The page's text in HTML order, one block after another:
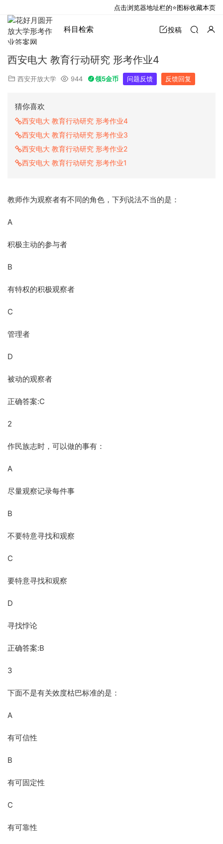
科目检索 投稿
西安电大 教育行动研究 形考作业4
西安开放大学 944 领5金币 问题反馈 反馈回复
猜你喜欢
西安电大 教育行动研究 形考作业4
西安电大 教育行动研究 形考作业3
西安电大 教育行动研究 形考作业2
西安电大 教育行动研究 形考作业1
教师作为观察者有不同的角色，下列说法不当的是：
A
积极主动的参与者
B
有特权的积极观察者
C
管理者
D
被动的观察者
正确答案:C
2
作民族志时，可以做的事有：
A
尽量观察记录每件事
B
不要特意寻找和观察
C
要特意寻找和观察
D
寻找悖论
正确答案:B
3
下面不是有关效度枯巴标准的是：
A
有可信性
B
有可固定性
C
有可靠性
点击浏览器地址栏的⭐图标收藏本页